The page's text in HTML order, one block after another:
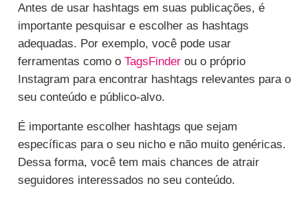
Antes de usar hashtags em suas publicações, é
importante pesquisar e escolher as hashtags
adequadas. Por exemplo, você pode usar
ferramentas como o TagsFinderou o próprio
Instagram para encontrar hashtags relevantes para o
seu conteúdo e público-alvo.
É importante escolher hashtags que sejam
específicas para o seu nicho e não muito genéricas.
Dessa forma, você tem mais chances de atrair
seguidores interessados no seu conteúdo.